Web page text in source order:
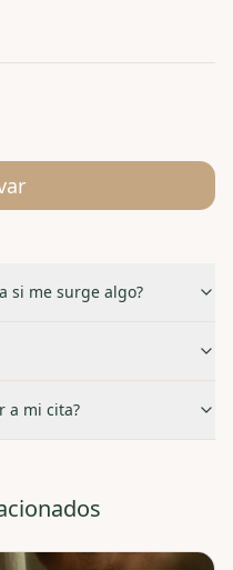
si me surge algo?
a mi cita?